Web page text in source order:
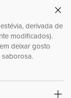
derivada de
modificados).
deixar gosto